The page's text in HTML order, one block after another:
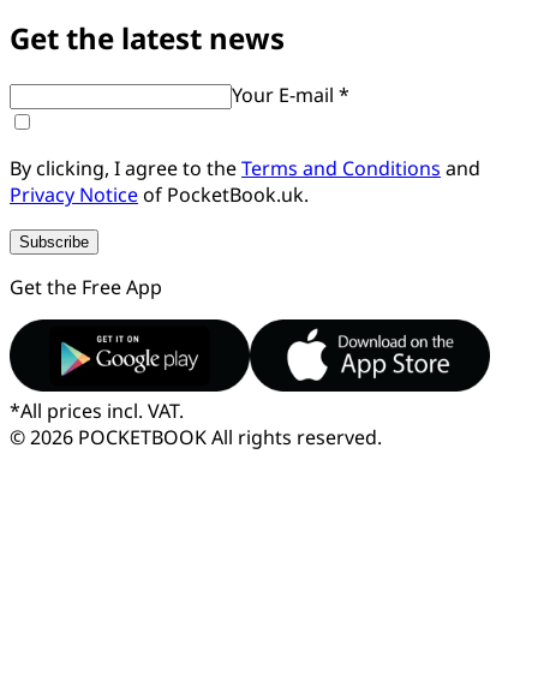
Get the latest news
Your E-mail *
By clicking, I agree to theTerms and Conditions and
Privacy Noticeof PocketBook.uk.
Subscribe
Get the Free App
*All prices incl. VAT.
© 2026 POCKETBOOKAll rights reserved.